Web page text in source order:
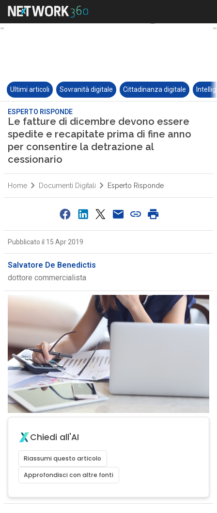
Ultimi articoli Sovranità digitale Cittadinanza digitale
ESPERTO RISPONDE
Le fatture di dicembre devono essere
spedite e recapitate prima di fine anno
per consentire la detrazione al
cessionario
Home Documenti Digitali Esperto Risponde
Pubblicato il 15 Apr 2019
Salvatore De Benedictis
dottore commercialista
Chiedi all'AI
Riassumi questo articolo
Approfondisci con altre fonti